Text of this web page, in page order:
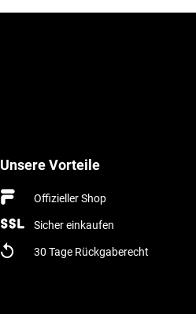
Unsere Vorteile
Offizieller Shop
Sicher einkaufen
30 Tage Rückgaberecht